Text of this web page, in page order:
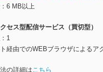
6 MB以上
セス型配信サービス（買切型）
1
経由でのWEBブラウザによるア
の詳細はこちら